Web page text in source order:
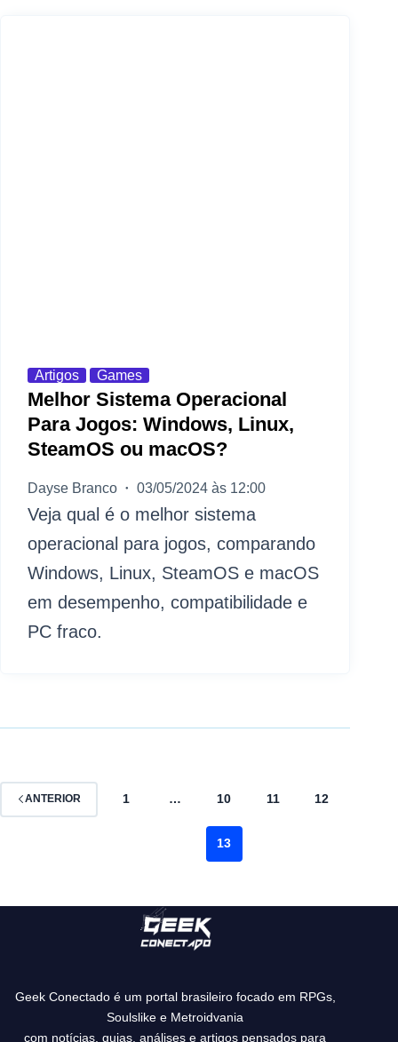
Artigos Games
Melhor Sistema Operacional
Para Jogos: Windows, Linux,
SteamOS ou macOS?
Dayse Branco 03/05/2024 às 12:00
Veja qual é o melhor sistema
operacional para jogos, comparando
Windows, Linux, SteamOS e macOS
em desempenho, compatibilidade e
PC fraco.
ANTERIOR 1 … 10 11 12
13
Geek Conectado é um portal brasileiro focado em RPGs,
Soulslike e Metroidvania
com notícias, guias, análises e artigos pensados para